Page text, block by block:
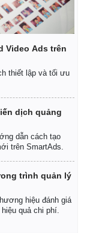
Video Ads trên
thiết lập và tối ưu
dịch quảng
dẫn cách tạo
trên SmartAds.
trình quản lý
hiệu đánh giá
quả chi phí.